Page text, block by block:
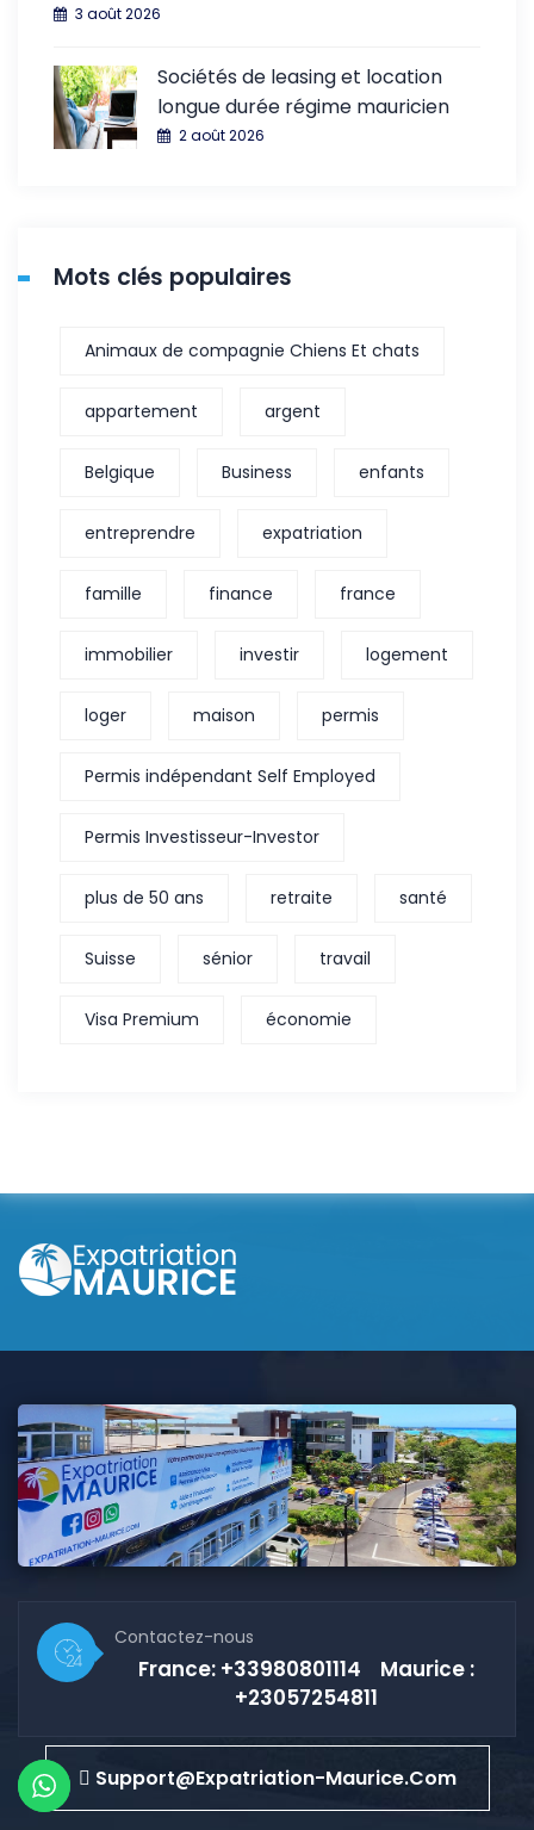
3 août 2026
Sociétés de leasing et location
longue durée régime mauricien
2 août 2026
Mots clés populaires
Animaux de compagnie Chiens Et chats
appartement argent
Belgique Business enfants
entreprendre expatriation
famille finance france
immobilier investir logement
loger maison permis
Permis indépendant Self Employed
Permis Investisseur-Investor
plus de 50 ans retraite santé
Suisse sénior travail
Visa Premium économie
Contactez-nous
France: +33980801114 Maurice :
+23057254811
Support@expatriation-Maurice.com